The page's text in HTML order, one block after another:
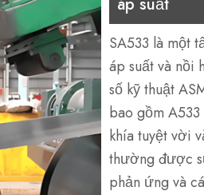
SA533 là một
áp suất và nồi
số kỹ thuật
bao gồm
khía tuyệt vời
thường được
phản ứng và